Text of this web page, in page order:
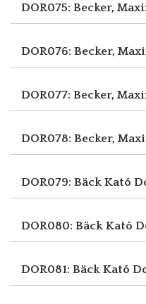
DOR075: Becker,
DOR076: Becker,
DOR077: Becker,
DOR078: Becker,
DOR079: Bäck Kató
DOR080: Bäck Kató
DOR081: Bäck Kató